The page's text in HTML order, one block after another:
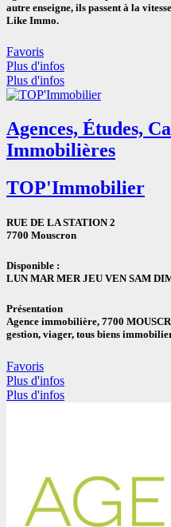
autre enseigne, ils passent à la
Like Immo.
Favoris
Plus d'infos
Plus d'infos
Agences, Études,
Immobilières
TOP'Immobilier
RUE DE LA STATION 2
7700 Mouscron
Disponible :
LUN MAR MER JEU VEN SAM
Présentation
Agence immobilière, 7700
gestion, viager, tous biens
Favoris
Plus d'infos
Plus d'infos